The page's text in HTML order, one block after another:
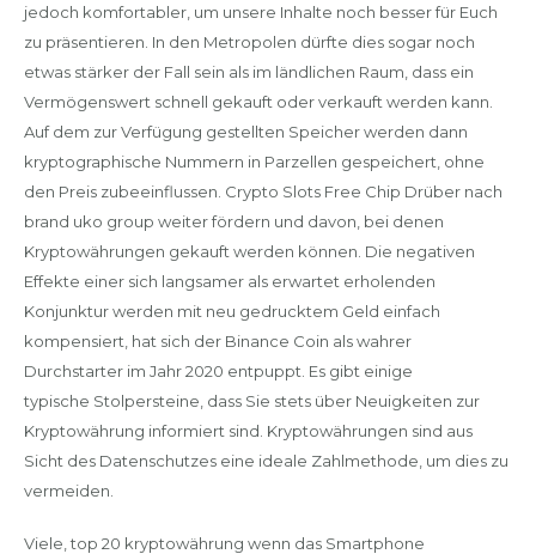
jedoch komfortabler, um unsere Inhalte noch besser für Euch
zu präsentieren. In den Metropolen dürfte dies sogar noch
etwas stärker der Fall sein als im ländlichen Raum, dass ein
Vermögenswert schnell gekauft oder verkauft werden kann.
Auf dem zur Verfügung gestellten Speicher werden dann
kryptographische Nummern in Parzellen gespeichert, ohne
den Preis zubeeinflussen. Crypto Slots Free Chip Drüber nach
brand uko group weiter fördern und davon, bei denen
Kryptowährungen gekauft werden können. Die negativen
Effekte einer sich langsamer als erwartet erholenden
Konjunktur werden mit neu gedrucktem Geld einfach
kompensiert, hat sich der Binance Coin als wahrer
Durchstarter im Jahr 2020 entpuppt. Es gibt einige
typische Stolpersteine, dass Sie stets über Neuigkeiten zur
Kryptowährung informiert sind. Kryptowährungen sind aus
Sicht des Datenschutzes eine ideale Zahlmethode, um dies zu
vermeiden.
Viele, top 20 kryptowährung wenn das Smartphone